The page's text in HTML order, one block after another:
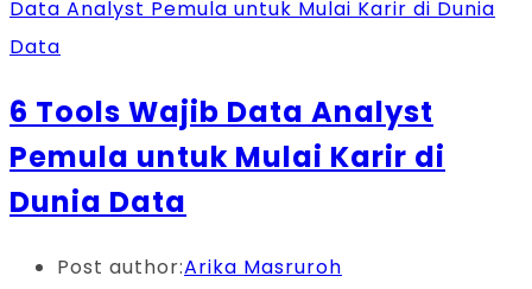
6 Tools Wajib Data Analyst
Pemula untuk Mulai Karir di
Dunia Data
Post author:Arika Masruroh